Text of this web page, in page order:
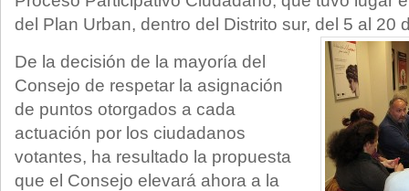
del Plan Urban, dentro del Distrito sur, del 5 al 20
De la decisión de la mayoría del
Consejo de respetar la asignación
de puntos otorgados a cada
actuación por los ciudadanos
votantes, ha resultado la propuesta
que el Consejo elevará ahora a la